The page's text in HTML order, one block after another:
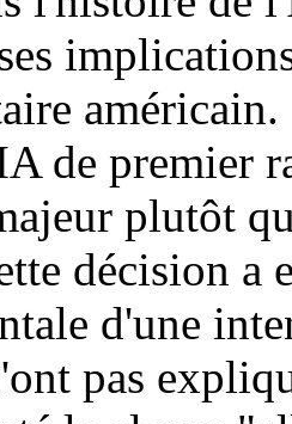
de premier
plutôt
décision a
d'une
pas